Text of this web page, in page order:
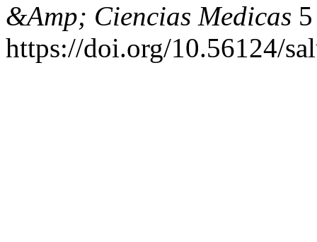
&Amp; Ciencias Medicas
https://doi.org/10.56124/